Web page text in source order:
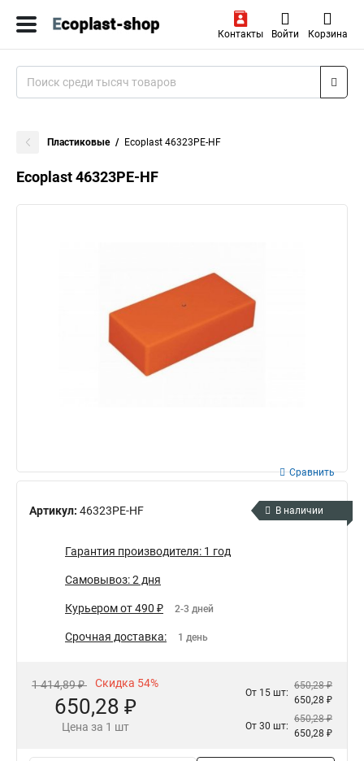
Контакты Войти Корзина
Пластиковые Ecoplast 46323PE-HF
Ecoplast 46323PE-HF
Артикул: 46323PE-HF
Сравнить
В наличии
Гарантия производителя: 1 год
Самовывоз: 2 дня
Курьером от 490 ₽ 2-3 дней
Срочная доставка: 1 день
1 414,89 ₽ Скидка 54%
650,28 ₽
Цена за 1 шт
От 15 шт:
650,28 ₽
650,28 ₽
От 30 шт:
650,28 ₽
650,28 ₽